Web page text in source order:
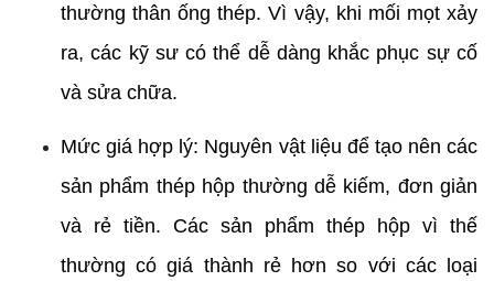
thường thân ống thép. Vì vậy, khi mối mọt xảy
ra, các kỹ sư có thể dễ dàng khắc phục sự cố
và sửa chữa.
Mức giá hợp lý: Nguyên vật liệu để tạo nên các
sản phẩm thép hộp thường dễ kiếm, đơn giản
và rẻ tiền. Các sản phẩm thép hộp vì thế
thường có giá thành rẻ hơn so với các loại